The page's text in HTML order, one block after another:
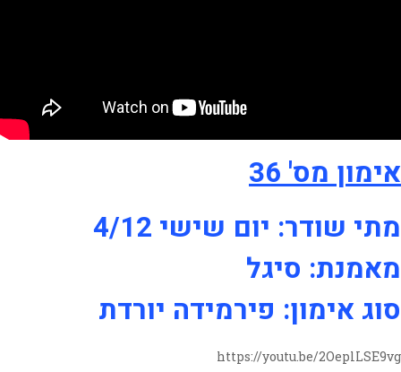
אימון מס' 36
מתי שודר: יום שישי 4/12
מאמנת: סיגל
סוג אימון: פירמידה יורדת
https://youtu.be/2OeplLSE9vg